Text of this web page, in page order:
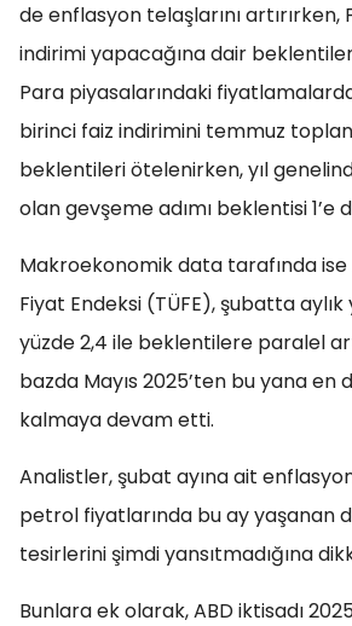
de enflasyon telaşlarını artırırken,
indirimi yapacağına dair
Para piyasalarındaki fiyatlamalarda,
birinci faiz indirimini temmuz
beklentileri ötelenirken, yıl
olan gevşeme adımı beklentisi 1’e
Makroekonomik data tarafında ise
Fiyat Endeksi (TÜFE), şubatta aylık
yüzde 2,4 ile beklentilere paralel
bazda Mayıs 2025’ten bu yana en
kalmaya devam etti.
Analistler, şubat ayına ait
petrol fiyatlarında bu ay yaşanan
tesirlerini şimdi yansıtmadığına
Bunlara ek olarak, ABD iktisadı